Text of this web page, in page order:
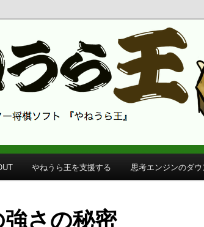
王 公式サイト
やねうら王を支援する 思考エンジンのダ
さの秘密